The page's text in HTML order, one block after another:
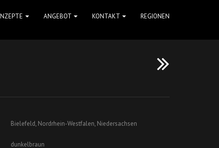
ANGEBOT KONTAKT REGIONEN
Bielefeld, Nordrhein-Westfalen, Niedersachsen
dunkelbraun